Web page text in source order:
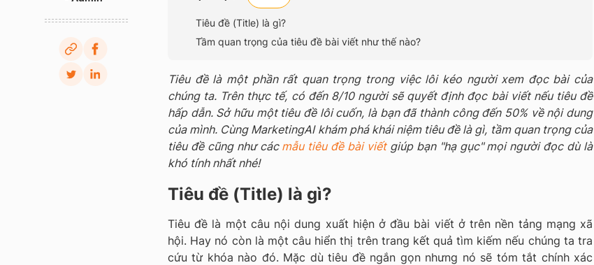
Tiêu đề (Title) là gì?
Tầm quan trọng của tiêu đề bài viết như thế nào?
Tiêu đề là một phần rất quan trọng trong việc lôi kéo người xem đọc bài của
chúng ta. Trên thực tế, có đến 8/10 người sẽ quyết định đọc bài viết nếu tiêu đề
hấp dẫn. Sở hữu một tiêu đề lôi cuốn, là bạn đã thành công đến 50% về nội dung
của mình. Cùng MarketingAI khám phá khái niệm tiêu đề là gì, tầm quan trọng của
tiêu đề cũng như các mẫu tiêu đề bài viếtgiúp bạn "hạ gục" mọi người đọc dù là
khó tính nhất nhé!
Tiêu đề (Title) là gì?
Tiêu đề là một câu nội dung xuất hiện ở đầu bài viết ở trên nền tảng mạng xã
hội. Hay nó còn là một câu hiển thị trên trang kết quả tìm kiếm nếu chúng ta tra
cứu từ khóa nào đó. Mặc dù tiêu đề ngắn gọn nhưng nó sẽ tóm tắt chính xác